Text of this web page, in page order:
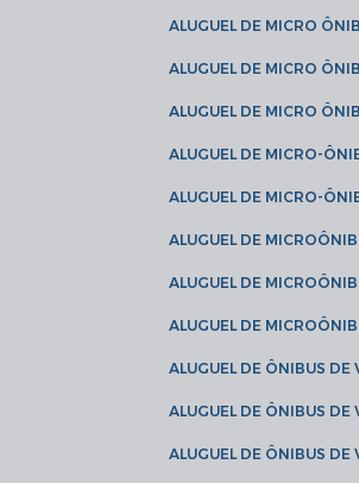
ALUGUEL DE MICRO
ALUGUEL DE MICRO
ALUGUEL DE MICRO
ALUGUEL DE MICRO-
ALUGUEL DE MICRO-
ALUGUEL DE
ALUGUEL DE
ALUGUEL DE
ALUGUEL DE ÔNIBUS
ALUGUEL DE ÔNIBUS
ALUGUEL DE ÔNIBUS